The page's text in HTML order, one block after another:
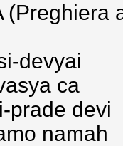
(Preghiera
devyai
ca
prade devi
namah